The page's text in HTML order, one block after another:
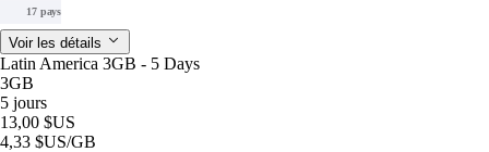
17 pays
Voir les détails
Latin America 3GB - 5 Days
3GB
5 jours
13,00 $US
4,33 $US/GB